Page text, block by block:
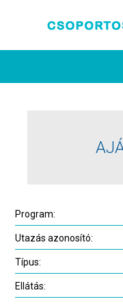
Program:
Utazás azonosító:
Típus:
Ellátás: